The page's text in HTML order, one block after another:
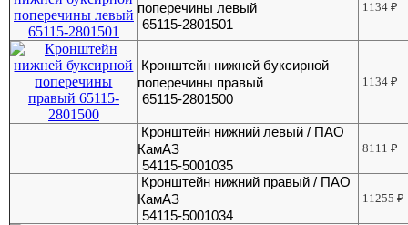
поперечины левый
65115-2801501
1134₽
Кронштейн нижней буксирной
поперечины правый
65115-2801500
1134₽
Кронштейн нижний левый / ПАО
КамАЗ
54115-5001035
8111₽
Кронштейн нижний правый / ПАО
КамАЗ
54115-5001034
11255₽